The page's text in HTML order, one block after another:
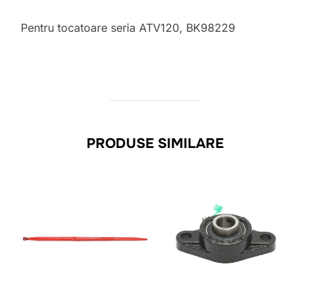
Pentru tocatoare seria ATV120, BK98229
PRODUSE SIMILARE